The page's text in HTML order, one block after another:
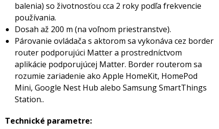
balenia) so životnosťou cca 2 roky podľa frekvencie
používania.
Dosah až 200 m (na voľnom priestranstve).
Párovanie ovládača s aktorom sa vykonáva cez border
router podporujúci Matter a prostredníctvom
aplikácie podporujúcej Matter. Border routerom sa
rozumie zariadenie ako Apple HomeKit, HomePod
Mini, Google Nest Hub alebo Samsung SmartThings
Station..
Technické parametre: